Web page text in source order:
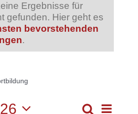
Ergebnisse für
gefunden. Hier geht es
bevorstehenden
.
Suche